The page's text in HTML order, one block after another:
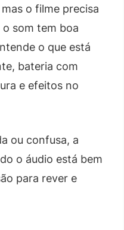
o filme precisa
som tem boa
o que está
bateria com
e efeitos no
ou confusa, a
o áudio está bem
para rever e